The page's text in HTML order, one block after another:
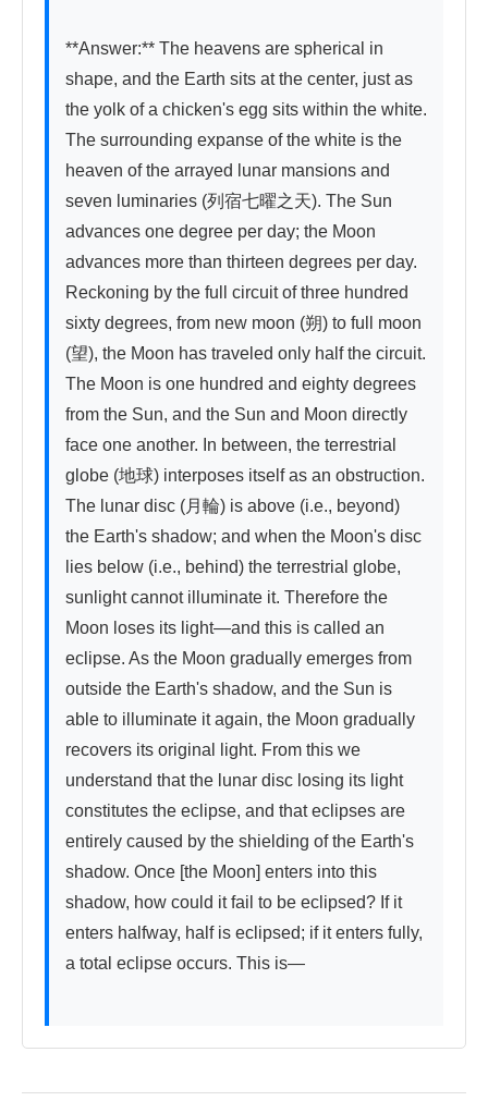
**Answer:** The heavens are spherical in
shape, and the Earth sits at the center, just as
the yolk of a chicken's egg sits within the white.
The surrounding expanse of the white is the
heaven of the arrayed lunar mansions and
seven luminaries (列宿七曜之天). The Sun
advances one degree per day; the Moon
advances more than thirteen degrees per day.
Reckoning by the full circuit of three hundred
sixty degrees, from new moon (朔) to full moon
(望), the Moon has traveled only half the circuit.
The Moon is one hundred and eighty degrees
from the Sun, and the Sun and Moon directly
face one another. In between, the terrestrial
globe (地球) interposes itself as an obstruction.
The lunar disc (月輪) is above (i.e., beyond)
the Earth's shadow; and when the Moon's disc
lies below (i.e., behind) the terrestrial globe,
sunlight cannot illuminate it. Therefore the
Moon loses its light—and this is called an
eclipse. As the Moon gradually emerges from
outside the Earth's shadow, and the Sun is
able to illuminate it again, the Moon gradually
recovers its original light. From this we
understand that the lunar disc losing its light
constitutes the eclipse, and that eclipses are
entirely caused by the shielding of the Earth's
shadow. Once [the Moon] enters into this
shadow, how could it fail to be eclipsed? If it
enters halfway, half is eclipsed; if it enters fully,
a total eclipse occurs. This is—